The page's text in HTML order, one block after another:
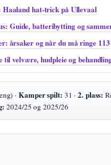
hat-trick på Ullevaal
Guide, batteribytting og
årsaker og når du må ringe 113
til velvære, hudpleie og
·Kamper spilt: 31 ·2. plass:
2024/25 og 2025/26